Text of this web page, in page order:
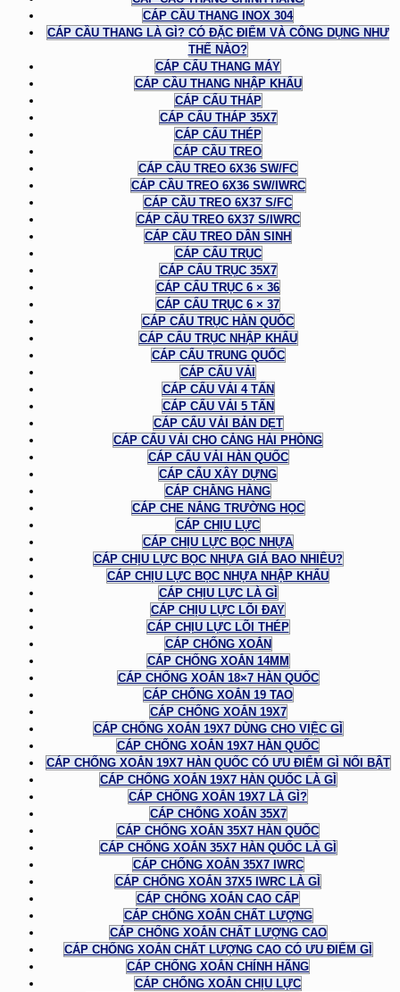
CÁP CẦU THANG INOX 304
CÁP CẦU THANG LÀ GÌ? CÓ ĐẶC ĐIỂM VÀ CÔNG DỤNG NHƯ
THẾ NÀO?
CÁP CẨU THANG MÁY
CÁP CẦU THANG NHẬP KHẨU
CÁP CẨU THÁP
CÁP CẨU THÁP 35X7
CÁP CẨU THÉP
CÁP CẦU TREO
CÁP CẦU TREO 6X36 SW/FC
CÁP CẦU TREO 6X36 SW/IWRC
CÁP CẦU TREO 6X37 S/FC
CÁP CẦU TREO 6X37 S/IWRC
CÁP CẦU TREO DÂN SINH
CÁP CẨU TRỤC
CÁP CẨU TRỤC 35X7
CÁP CẨU TRỤC 6 × 36
CÁP CẨU TRỤC 6 × 37
CÁP CẨU TRỤC HÀN QUỐC
CÁP CẨU TRỤC NHẬP KHẨU
CÁP CẨU TRUNG QUỐC
CÁP CẨU VẢI
CÁP CẨU VẢI 4 TẤN
CÁP CẨU VẢI 5 TẤN
CÁP CẨU VẢI BẢN DẸT
CÁP CẨU VẢI CHO CẢNG HẢI PHÒNG
CÁP CẨU VẢI HÀN QUỐC
CÁP CẨU XÂY DỰNG
CÁP CHẰNG HÀNG
CÁP CHE NẮNG TRƯỜNG HỌC
CÁP CHỊU LỰC
CÁP CHỊU LỰC BỌC NHỰA
CÁP CHỊU LỰC BỌC NHỰA GIÁ BAO NHIÊU?
CÁP CHỊU LỰC BỌC NHỰA NHẬP KHẨU
CÁP CHỊU LỰC LÀ GÌ
CÁP CHỊU LỰC LÕI ĐAY
CÁP CHỊU LỰC LÕI THÉP
CÁP CHỐNG XOẮN
CÁP CHỐNG XOẮN 14MM
CÁP CHỐNG XOẮN 18×7 HÀN QUỐC
CÁP CHỐNG XOẮN 19 TAO
CÁP CHỐNG XOẮN 19X7
CÁP CHỐNG XOẮN 19X7 DÙNG CHO VIỆC GÌ
CÁP CHỐNG XOẮN 19X7 HÀN QUỐC
CÁP CHỐNG XOẮN 19X7 HÀN QUỐC CÓ ƯU ĐIỂM GÌ NỔI BẬT
CÁP CHỐNG XOẮN 19X7 HÀN QUỐC LÀ GÌ
CÁP CHỐNG XOẮN 19X7 LÀ GÌ?
CÁP CHỐNG XOẮN 35X7
CÁP CHỐNG XOẮN 35X7 HÀN QUỐC
CÁP CHỐNG XOẮN 35X7 HÀN QUỐC LÀ GÌ
CÁP CHỐNG XOẮN 35X7 IWRC
CÁP CHỐNG XOẮN 37X5 IWRC LÀ GÌ
CÁP CHỐNG XOẮN CAO CẤP
CÁP CHỐNG XOẮN CHẤT LƯỢNG
CÁP CHỐNG XOẮN CHẤT LƯỢNG CAO
CÁP CHỐNG XOẮN CHẤT LƯỢNG CAO CÓ ƯU ĐIỂM GÌ
CÁP CHỐNG XOẮN CHÍNH HÃNG
CÁP CHỐNG XOẮN CHỊU LỰC